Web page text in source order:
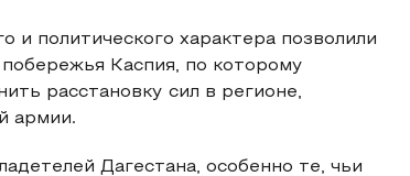
и политического характера позволили
Каспия, по которому
расстановку сил в регионе,
армии.
Дагестана, особенно те, чьи